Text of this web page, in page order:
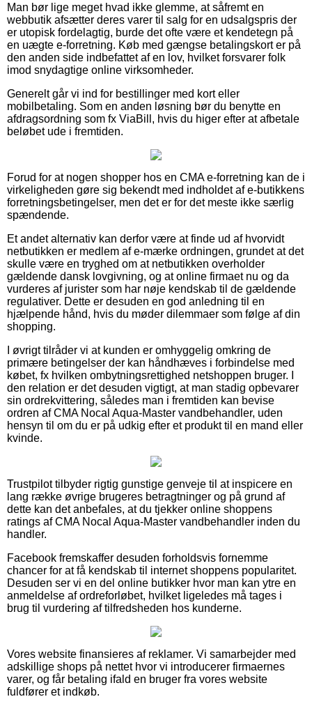
Man bør lige meget hvad ikke glemme, at såfremt en
webbutik afsætter deres varer til salg for en udsalgspris der
er utopisk fordelagtig, burde det ofte være et kendetegn på
en uægte e-forretning. Køb med gængse betalingskort er på
den anden side indbefattet af en lov, hvilket forsvarer folk
imod snydagtige online virksomheder.
Generelt går vi ind for bestillinger med kort eller
mobilbetaling. Som en anden løsning bør du benytte en
afdragsordning som fx ViaBill, hvis du higer efter at afbetale
beløbet ude i fremtiden.
Forud for at nogen shopper hos en CMA e-forretning kan de i
virkeligheden gøre sig bekendt med indholdet af e-butikkens
forretningsbetingelser, men det er for det meste ikke særlig
spændende.
Et andet alternativ kan derfor være at finde ud af hvorvidt
netbutikken er medlem af e-mærke ordningen, grundet at det
skulle være en tryghed om at netbutikken overholder
gældende dansk lovgivning, og at online firmaet nu og da
vurderes af jurister som har nøje kendskab til de gældende
regulativer. Dette er desuden en god anledning til en
hjælpende hånd, hvis du møder dilemmaer som følge af din
shopping.
I øvrigt tilråder vi at kunden er omhyggelig omkring de
primære betingelser der kan håndhæves i forbindelse med
købet, fx hvilken ombytningsrettighed netshoppen bruger. I
den relation er det desuden vigtigt, at man stadig opbevarer
sin ordrekvittering, således man i fremtiden kan bevise
ordren af CMA Nocal Aqua-Master vandbehandler, uden
hensyn til om du er på udkig efter et produkt til en mand eller
kvinde.
Trustpilot tilbyder rigtig gunstige genveje til at inspicere en
lang række øvrige brugeres betragtninger og på grund af
dette kan det anbefales, at du tjekker online shoppens
ratings af CMA Nocal Aqua-Master vandbehandler inden du
handler.
Facebook fremskaffer desuden forholdsvis fornemme
chancer for at få kendskab til internet shoppens popularitet.
Desuden ser vi en del online butikker hvor man kan ytre en
anmeldelse af ordreforløbet, hvilket ligeledes må tages i
brug til vurdering af tilfredsheden hos kunderne.
Vores website finansieres af reklamer. Vi samarbejder med
adskillige shops på nettet hvor vi introducerer firmaernes
varer, og får betaling ifald en bruger fra vores website
fuldfører et indkøb.